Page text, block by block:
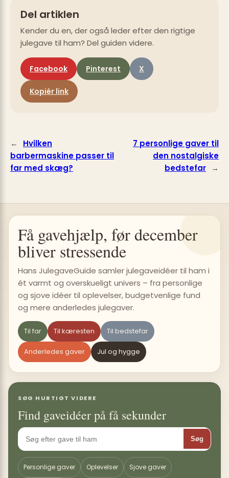
Del artiklen
Kender du en, der også leder efter den rigtige
julegave til ham? Del guiden videre.
Facebook Pinterest X
Kopiér link
←
Hvilken
barbermaskine passer til
far med skæg?
7 personlige gaver til
den nostalgiske
bedstefar
→
Få gavehjælp, før december
bliver stressende
Hans JulegaveGuide samler julegaveidéer til ham i
ét varmt og overskueligt univers – fra personlige
og sjove idéer til oplevelser, budgetvenlige fund
og mere anderledes julegaver.
Til far Til kæresten Til bedstefar
Anderledes gaver Jul og hygge
SØG HURTIGT VIDERE
Find gaveidéer på få sekunder
Søg
Personlige gaver Oplevelser Sjove gaver